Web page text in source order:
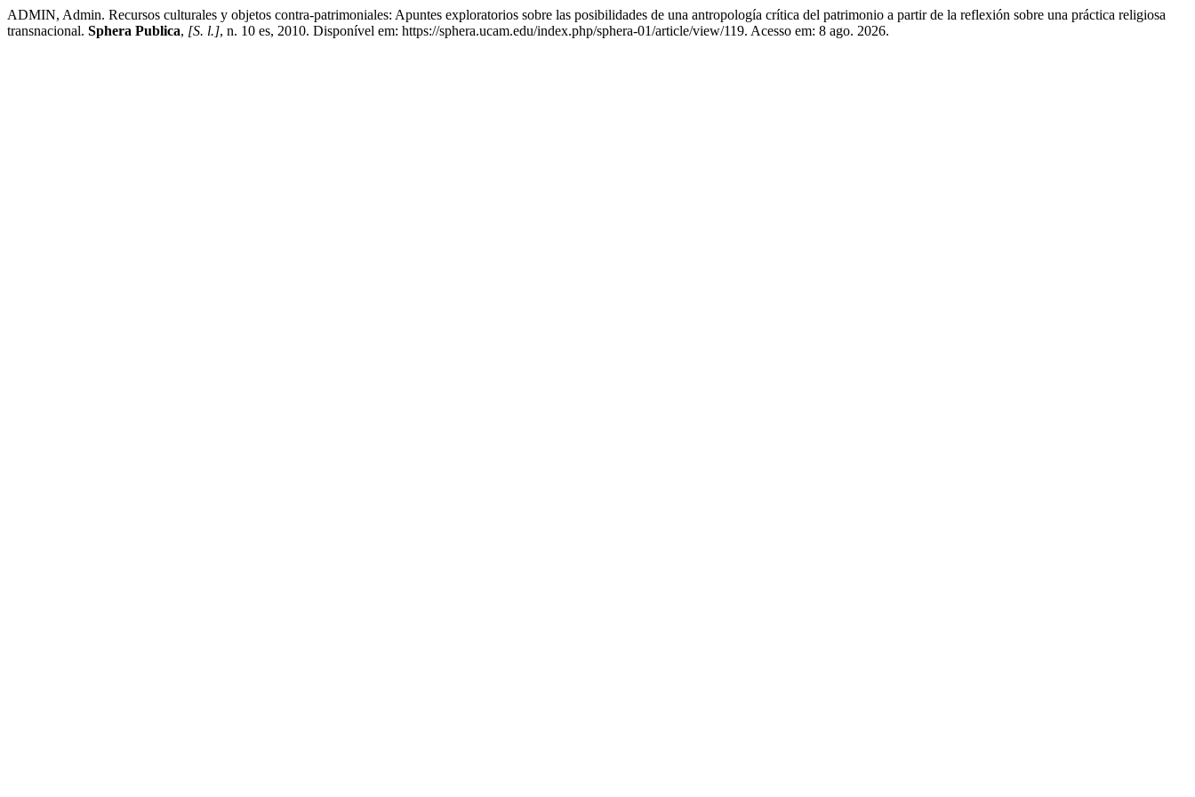
ADMIN, Admin. Recursos culturales y objetos contra-patrimoniales: Apuntes exploratorios sobre las posibilidades de una antropología crítica del patrimonio a partir de la reflexión sobre una práctica religiosa
transnacional. Sphera Publica, [S. l.], n. 10 es, 2010. Disponível em: https://sphera.ucam.edu/index.php/sphera-01/article/view/119. Acesso em: 8 ago. 2026.